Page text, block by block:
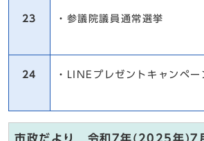
23 ・参議院議員通常選挙
24 ・LINEプレゼントキャンペー
市政だより 令和7年(2025年)7